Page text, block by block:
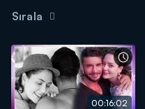
Sırala
00:16:02